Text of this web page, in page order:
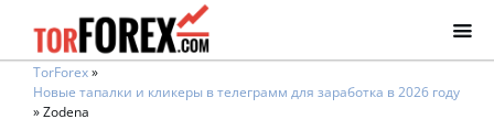
TorForex»
Новые тапалки и кликеры в телеграмм для заработка в 2026 году
»Zodena